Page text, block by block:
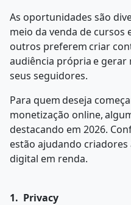
As oportunidades são
meio da venda de cursos
outros preferem criar
audiência própria e gerar
seus seguidores.
Para quem deseja
monetização online,
destacando em 2026.
estão ajudando
digital em renda.
1. Privacy